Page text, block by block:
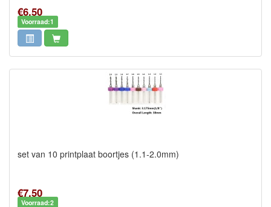
€6,50
Voorraad:1
set van 10 printplaat boortjes (1.1-2.0mm)
€7,50
Voorraad:2